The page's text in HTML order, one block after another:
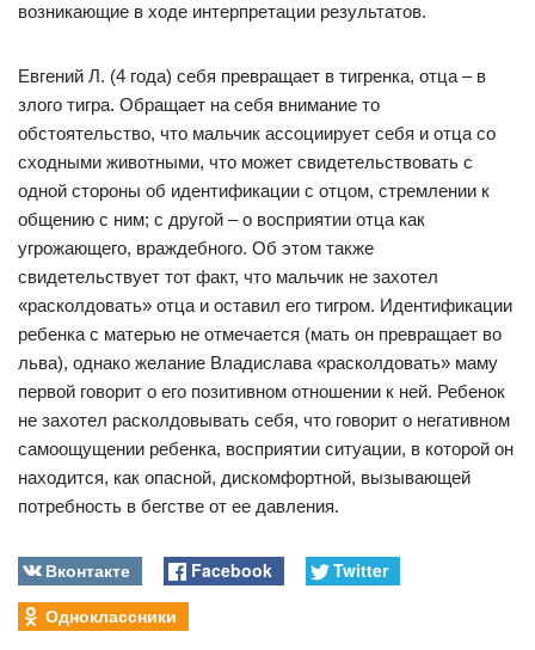
возникающие в ходе интерпретации результатов.
Евгений Л. (4 года) себя превращает в тигренка, отца – в
злого тигра. Обращает на себя внимание то
обстоятельство, что мальчик ассоциирует себя и отца со
сходными животными, что может свидетельствовать с
одной стороны об идентификации с отцом, стремлении к
общению с ним; с другой – о восприятии отца как
угрожающего, враждебного. Об этом также
свидетельствует тот факт, что мальчик не захотел
«расколдовать» отца и оставил его тигром. Идентификации
ребенка с матерью не отмечается (мать он превращает во
льва), однако желание Владислава «расколдовать» маму
первой говорит о его позитивном отношении к ней. Ребенок
не захотел расколдовывать себя, что говорит о негативном
самоощущении ребенка, восприятии ситуации, в которой он
находится, как опасной, дискомфортной, вызывающей
потребность в бегстве от ее давления.
Вконтакте Facebook
Twitter
Одноклассники